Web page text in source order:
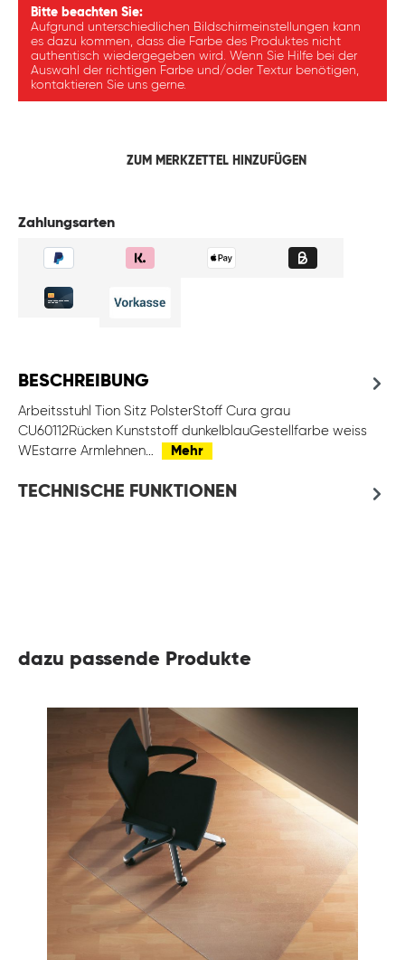
Bitte beachten Sie:
Aufgrund unterschiedlichen Bildschirmeinstellungen kann
es dazu kommen, dass die Farbe des Produktes nicht
authentisch wiedergegeben wird. Wenn Sie Hilfe bei der
Auswahl der richtigen Farbe und/oder Textur benötigen,
kontaktieren Sie uns gerne.
ZUM MERKZETTEL HINZUFÜGEN
Zahlungsarten
BESCHREIBUNG
Arbeitsstuhl Tion Sitz PolsterStoff Cura grau
CU60112Rücken Kunststoff dunkelblauGestellfarbe weiss
WEstarre Armlehnen…
Mehr
TECHNISCHE FUNKTIONEN
dazu passende Produkte